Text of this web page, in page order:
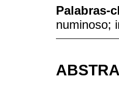
Palabras-
numinoso;